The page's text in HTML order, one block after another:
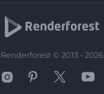
Renderforest © 2013 - 2026